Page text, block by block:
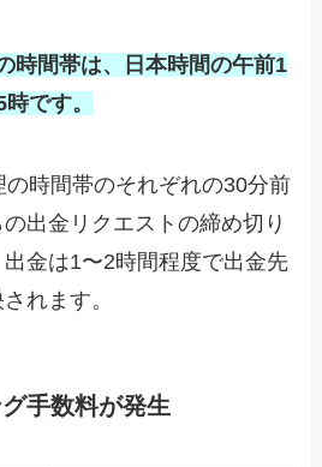
時間帯は、日本時間の午前1
です。
時間帯のそれぞれの30分前
出金リクエストの締め切り
金は1〜2時間程度で出金先
れます。
手数料が発生